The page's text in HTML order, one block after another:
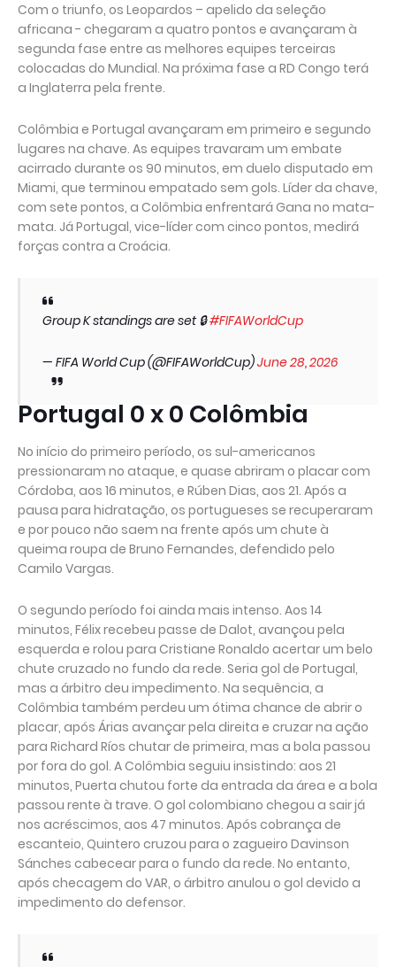
Com o triunfo, os Leopardos – apelido da seleção
africana - chegaram a quatro pontos e avançaram à
segunda fase entre as melhores equipes terceiras
colocadas do Mundial. Na próxima fase a RD Congo terá
a Inglaterra pela frente.
Colômbia e Portugal avançaram em primeiro e segundo
lugares na chave. As equipes travaram um embate
acirrado durante os 90 minutos, em duelo disputado em
Miami, que terminou empatado sem gols. Líder da chave,
com sete pontos, a Colômbia enfrentará Gana no mata-
mata. Já Portugal, vice-líder com cinco pontos, medirá
forças contra a Croácia.
Group K standings are set 🔒#FIFAWorldCup
— FIFA World Cup (@FIFAWorldCup)June 28, 2026
Portugal 0 x 0 Colômbia
No início do primeiro período, os sul-americanos
pressionaram no ataque, e quase abriram o placar com
Córdoba, aos 16 minutos, e Rúben Dias, aos 21. Após a
pausa para hidratação, os portugueses se recuperaram
e por pouco não saem na frente após um chute à
queima roupa de Bruno Fernandes, defendido pelo
Camilo Vargas.
O segundo período foi ainda mais intenso. Aos 14
minutos, Félix recebeu passe de Dalot, avançou pela
esquerda e rolou para Cristiane Ronaldo acertar um belo
chute cruzado no fundo da rede. Seria gol de Portugal,
mas a árbitro deu impedimento. Na sequência, a
Colômbia também perdeu um ótima chance de abrir o
placar, após Árias avançar pela direita e cruzar na ação
para Richard Ríos chutar de primeira, mas a bola passou
por fora do gol. A Colômbia seguiu insistindo: aos 21
minutos, Puerta chutou forte da entrada da área e a bola
passou rente à trave. O gol colombiano chegou a sair já
nos acréscimos, aos 47 minutos. Após cobrança de
escanteio, Quintero cruzou para o zagueiro Davinson
Sánches cabecear para o fundo da rede. No entanto,
após checagem do VAR, o árbitro anulou o gol devido a
impedimento do defensor.